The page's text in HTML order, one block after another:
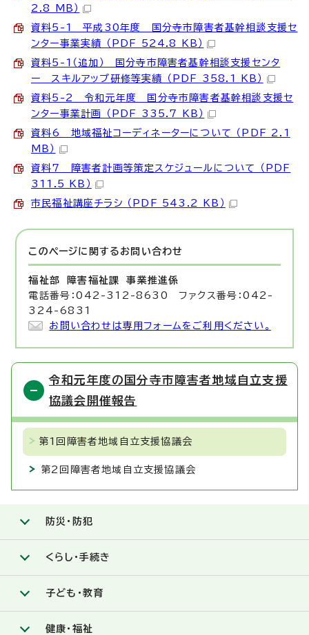
2.8 MB）
資料5-1 平成30年度 国分寺市障害者基幹相談支援セ
ンター事業実績 （PDF 524.8 KB）
資料5-1（追加） 国分寺市障害者基幹相談支援センタ
ー スキルアップ研修等実績 （PDF 358.1 KB）
資料5-2 令和元年度 国分寺市障害者基幹相談支援セ
ンター事業計画 （PDF 335.7 KB）
資料6 地域福祉コーディネーターについて （PDF 2.1
MB）
資料7 障害者計画等策定スケジュールについて （PDF
311.5 KB）
市民福祉講座チラシ （PDF 543.2 KB）
このページに関する お問い合わせ
福祉部 障害福祉課 事業推進係
電話番号：042-312-8630 ファクス番号：042-
324-6831
お問い合わせは専用フォームをご利用ください。
令和元年度の国分寺市障害者地域自立支援
協議会開催報告
第1回障害者地域自立支援協議会
第2回障害者地域自立支援協議会
防災・防犯
くらし・手続き
子ども・教育
健康・福祉